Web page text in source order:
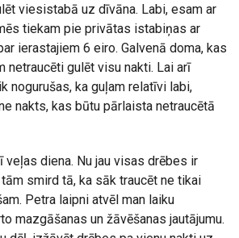
viesistabā uz dīvāna. Labi, esam ar
tiekam pie privātas istabiņas ar
ierastajiem 6 eiro. Galvenā doma, kas
netraucēti gulēt visu nakti. Lai arī
nogurušas, ka guļam relatīvi labi,
nakts, kas būtu pārlaista netraucētā
diena. Nu jau visas drēbes ir
smird tā, ka sāk traucēt ne tikai
Petra laipni atvēl man laiku
mazgāšanas un žāvēšanas jautājumu.